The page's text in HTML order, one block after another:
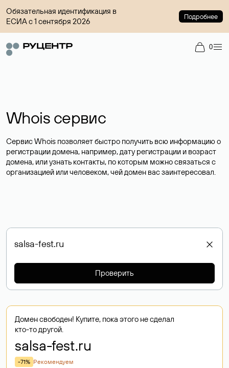
Обязательная идентификация в
ЕСИА с 1 сентября 2026
Подробнее
0
Whois сервис
Сервис Whois позволяет быстро получить всю информацию о
регистрации домена, например, дату регистрации и возраст
домена, или узнать контакты, по которым можно связаться с
организацией или человеком, чей домен вас заинтересовал.
Проверить
Домен свободен! Купите, пока этого не сделал
кто-то другой.
salsa-fest.ru
-71% Рекомендуем